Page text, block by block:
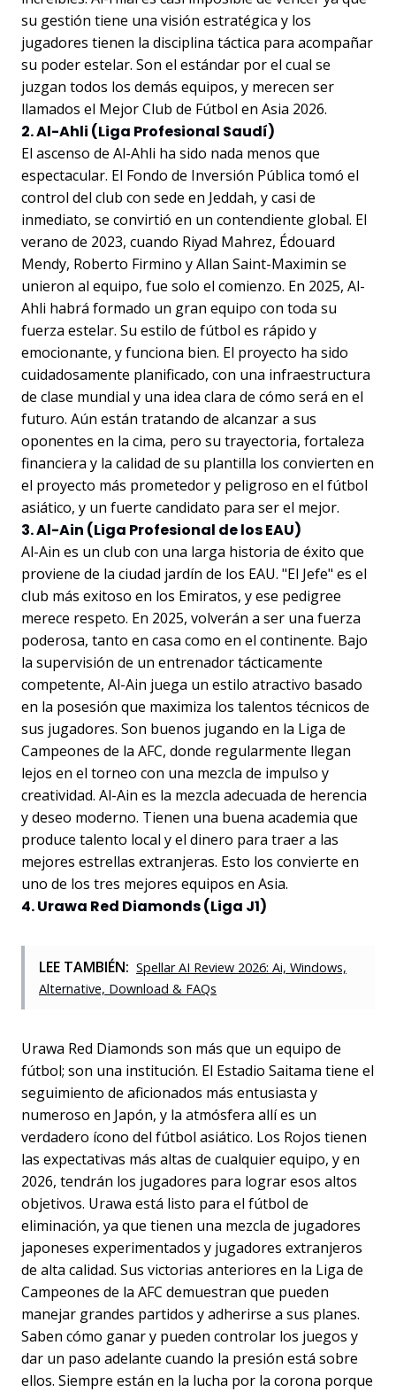
su gestión tiene una visión estratégica y los
jugadores tienen la disciplina táctica para acompañar
su poder estelar. Son el estándar por el cual se
juzgan todos los demás equipos, y merecen ser
llamados el Mejor Club de Fútbol en Asia 2026.
2. Al-Ahli (Liga Profesional Saudí)
El ascenso de Al-Ahli ha sido nada menos que
espectacular. El Fondo de Inversión Pública tomó el
control del club con sede en Jeddah, y casi de
inmediato, se convirtió en un contendiente global. El
verano de 2023, cuando Riyad Mahrez, Édouard
Mendy, Roberto Firmino y Allan Saint-Maximin se
unieron al equipo, fue solo el comienzo. En 2025, Al-
Ahli habrá formado un gran equipo con toda su
fuerza estelar. Su estilo de fútbol es rápido y
emocionante, y funciona bien. El proyecto ha sido
cuidadosamente planificado, con una infraestructura
de clase mundial y una idea clara de cómo será en el
futuro. Aún están tratando de alcanzar a sus
oponentes en la cima, pero su trayectoria, fortaleza
financiera y la calidad de su plantilla los convierten en
el proyecto más prometedor y peligroso en el fútbol
asiático, y un fuerte candidato para ser el mejor.
3. Al-Ain (Liga Profesional de los EAU)
Al-Ain es un club con una larga historia de éxito que
proviene de la ciudad jardín de los EAU. "El Jefe" es el
club más exitoso en los Emiratos, y ese pedigree
merece respeto. En 2025, volverán a ser una fuerza
poderosa, tanto en casa como en el continente. Bajo
la supervisión de un entrenador tácticamente
competente, Al-Ain juega un estilo atractivo basado
en la posesión que maximiza los talentos técnicos de
sus jugadores. Son buenos jugando en la Liga de
Campeones de la AFC, donde regularmente llegan
lejos en el torneo con una mezcla de impulso y
creatividad. Al-Ain es la mezcla adecuada de herencia
y deseo moderno. Tienen una buena academia que
produce talento local y el dinero para traer a las
mejores estrellas extranjeras. Esto los convierte en
uno de los tres mejores equipos en Asia.
4. Urawa Red Diamonds (Liga J1)
LEE TAMBIÉN: Spellar AI Review 2026: Ai, Windows,
Alternative, Download & FAQs
Urawa Red Diamonds son más que un equipo de
fútbol; son una institución. El Estadio Saitama tiene el
seguimiento de aficionados más entusiasta y
numeroso en Japón, y la atmósfera allí es un
verdadero ícono del fútbol asiático. Los Rojos tienen
las expectativas más altas de cualquier equipo, y en
2026, tendrán los jugadores para lograr esos altos
objetivos. Urawa está listo para el fútbol de
eliminación, ya que tienen una mezcla de jugadores
japoneses experimentados y jugadores extranjeros
de alta calidad. Sus victorias anteriores en la Liga de
Campeones de la AFC demuestran que pueden
manejar grandes partidos y adherirse a sus planes.
Saben cómo ganar y pueden controlar los juegos y
dar un paso adelante cuando la presión está sobre
ellos. Siempre están en la lucha por la corona porque